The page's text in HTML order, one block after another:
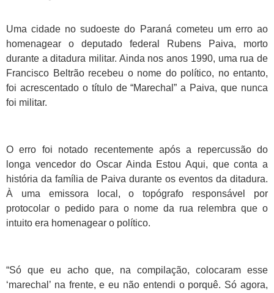
Uma cidade no sudoeste do Paraná cometeu um erro ao
homenagear o deputado federal Rubens Paiva, morto
durante a ditadura militar. Ainda nos anos 1990, uma rua de
Francisco Beltrão recebeu o nome do político, no entanto,
foi acrescentado o título de “Marechal” a Paiva, que nunca
foi militar.
O erro foi notado recentemente após a repercussão do
longa vencedor do Oscar Ainda Estou Aqui, que conta a
história da família de Paiva durante os eventos da ditadura.
À uma emissora local, o topógrafo responsável por
protocolar o pedido para o nome da rua relembra que o
intuito era homenagear o político.
“Só que eu acho que, na compilação, colocaram esse
‘marechal’ na frente, e eu não entendi o porquê. Só agora,